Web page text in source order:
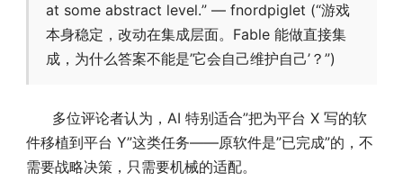
at some abstract level.” — fnordpiglet (“游戏
本身稳定，改动在集成层面。Fable 能做直接集
成，为什么答案不能是’它会自己维护自己’？”)
多位评论者认为，AI 特别适合”把为平台 X 写的软
件移植到平台 Y”这类任务——原软件是”已完成”的，不
需要战略决策，只需要机械的适配。